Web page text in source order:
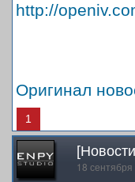
http://
Оригинал
1
18 сентября